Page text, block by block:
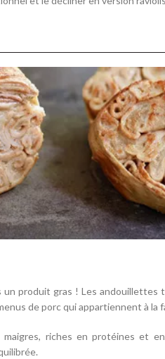
un produit gras ! Les
de porc qui appartiennent à la
riches en protéines et